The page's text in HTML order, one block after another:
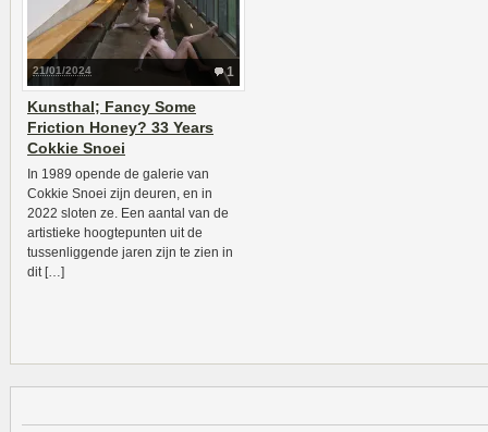
1
21/01/2024
Kunsthal; Fancy Some
Friction Honey? 33 Years
Cokkie Snoei
In 1989 opende de galerie van
Cokkie Snoei zijn deuren, en in
2022 sloten ze. Een aantal van de
artistieke hoogtepunten uit de
tussenliggende jaren zijn te zien in
dit […]